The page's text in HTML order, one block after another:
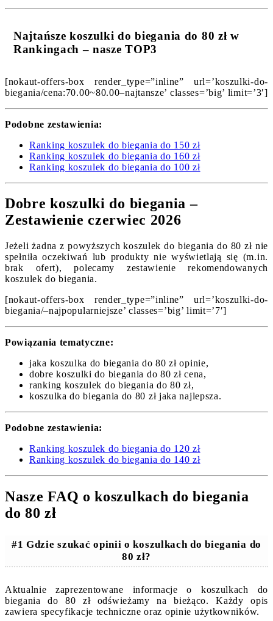
Najtańsze koszulki do biegania do 80 zł w
Rankingach – nasze TOP3
[nokaut-offers-box render_type=”inline” url=’koszulki-do-
biegania/cena:70.00~80.00–najtansze’ classes=’big’ limit=’3′]
Podobne zestawienia:
Ranking koszulek do biegania do 150 zł
Ranking koszulek do biegania do 160 zł
Ranking koszulek do biegania do 100 zł
Dobre koszulki do biegania –
Zestawienie czerwiec 2026
Jeżeli żadna z powyższych koszulek do biegania do 80 zł nie
spełniła oczekiwań lub produkty nie wyświetlają się (m.in.
brak ofert), polecamy zestawienie rekomendowanych
koszulek do biegania.
[nokaut-offers-box render_type=”inline” url=’koszulki-do-
biegania/–najpopularniejsze’ classes=’big’ limit=’7′]
Powiązania tematyczne:
jaka koszulka do biegania do 80 zł opinie,
dobre koszulki do biegania do 80 zł cena,
ranking koszulek do biegania do 80 zł,
koszulka do biegania do 80 zł jaka najlepsza.
Podobne zestawienia:
Ranking koszulek do biegania do 120 zł
Ranking koszulek do biegania do 140 zł
Nasze FAQ o koszulkach do biegania
do 80 zł
#1 Gdzie szukać opinii o koszulkach do biegania do
80 zł?
Aktualnie zaprezentowane informacje o koszulkach do
biegania do 80 zł odświeżamy na bieżąco. Każdy opis
zawiera specyfikacje techniczne oraz opinie użytkowników.